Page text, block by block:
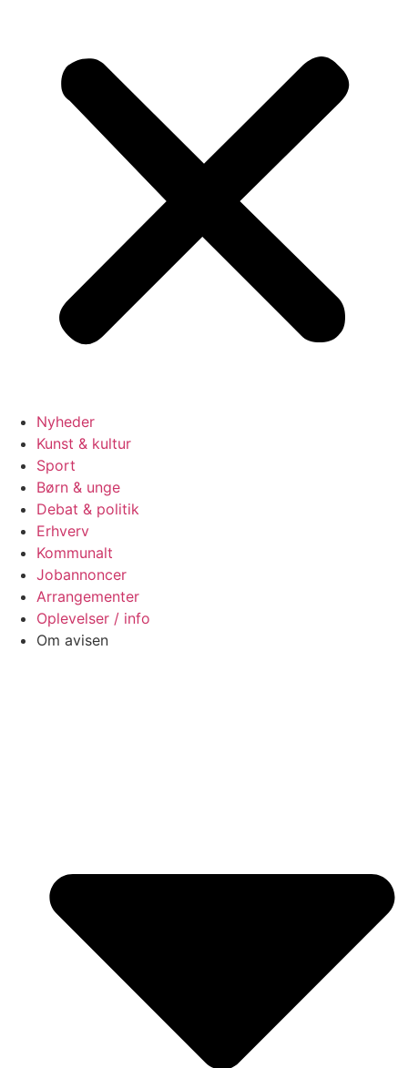
Nyheder
Kunst & kultur
Sport
Børn & unge
Debat & politik
Erhverv
Kommunalt
Jobannoncer
Arrangementer
Oplevelser / info
Om avisen